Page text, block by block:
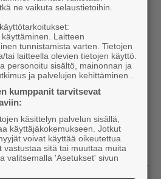
harvinaisuus – Yrittäjä Hilkka
nousivat AAA-luokkaan –
uupumuksista ja
selvinnyt Mira Rinne: ”Kun
useasti kuolemaa silmiin, olen
ne vaikuta selaustietoihin.
Laitteen
tunnistamista varten. Tietojen
tai laitteella olevien tietojen käyttö.
personoitu sisältö, mainonnan ja
ja palvelujen kehittäminen .
kumppanit tarvitsevat
käsittelyn palvelun sisällä,
käyttäjäkokemukseen. Jotkut
voivat käyttää oikeutettua
vastustaa sitä tai muuttaa muita
valitsemalla 'Asetukset' sivun